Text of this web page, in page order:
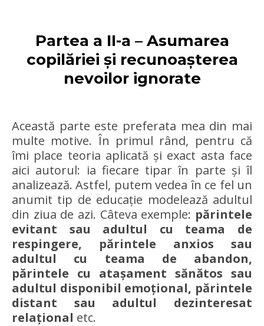
Partea a II-a – Asumarea
copilăriei și recunoașterea
nevoilor ignorate
Această parte este preferata mea din mai
multe motive. În primul rând, pentru că
îmi place teoria aplicată și exact asta face
aici autorul: ia fiecare tipar în parte și îl
analizează. Astfel, putem vedea în ce fel un
anumit tip de educație modelează adultul
din ziua de azi. Câteva exemple: părintele
evitant sau adultul cu teama de
respingere, părintele anxios sau
adultul cu teama de abandon,
părintele cu atașament sănătos sau
adultul disponibil emoțional, părintele
distant sau adultul dezinteresat
relațional etc.